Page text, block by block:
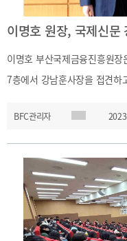
이명호 원장, 국제신문
이명호 부산국제금융진흥원
7층에서 강남훈사장을 접견하
BFC관리자